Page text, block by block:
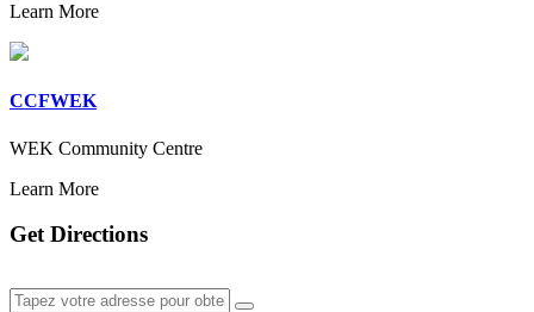
Learn More
CCFWEK
WEK Community Centre
Learn More
Get Directions